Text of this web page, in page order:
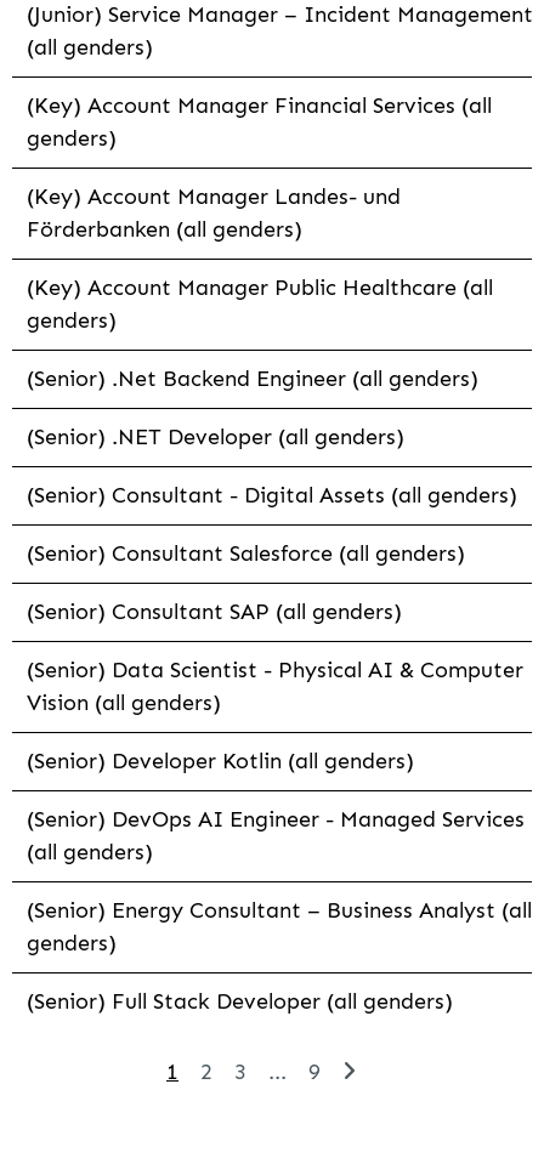
(Junior) Service Manager – Incident Management
(all genders)
(Key) Account Manager Financial Services (all
genders)
(Key) Account Manager Landes- und
Förderbanken (all genders)
(Key) Account Manager Public Healthcare (all
genders)
(Senior) .Net Backend Engineer (all genders)
(Senior) .NET Developer (all genders)
(Senior) Consultant - Digital Assets (all genders)
(Senior) Consultant Salesforce (all genders)
(Senior) Consultant SAP (all genders)
(Senior) Data Scientist - Physical AI & Computer
Vision (all genders)
(Senior) Developer Kotlin (all genders)
(Senior) DevOps AI Engineer - Managed Services
(all genders)
(Senior) Energy Consultant – Business Analyst (all
genders)
(Senior) Full Stack Developer (all genders)
1 2 3 ... 9